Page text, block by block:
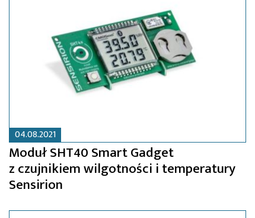
04.08.2021
Moduł SHT40 Smart Gadget
z czujnikiem wilgotności i temperatury
Sensirion